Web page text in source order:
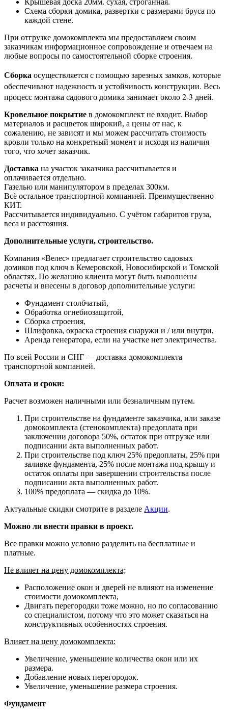
Крышевая доска 20мм. сухая, строганная.
Схема сборки домика, развертки с размерами бруса по
каждой стене.
При отгрузке домокомплекта мы предоставляем своим
заказчикам информационное сопровождение и отвечаем на
любые вопросы по самостоятельной сборке строения.
Сборкаосуществляется с помощью зарезных замков, которые
обеспечивают надежность и устойчивость конструкции. Весь
процесс монтажа садового домика занимает около 2-3 дней.
Кровельное покрытие в домокомплект не входит. Выбор
материалов и расцветок широкий, а цены от нас, к
сожалению, не зависят и мы можем рассчитать стоимость
кровли только на конкретный момент и исходя из наличия
того, что хочет заказчик.
Доставка на участок заказчика рассчитывается и
оплачивается отдельно.
Газелью или манипулятором в пределах 300км.
Всё остальное транспортной компанией. Преимущественно
КИТ.
Рассчитывается индивидуально. С учётом габаритов груза,
веса и расстояния.
Дополнительные услуги, строительство.
Компания «Велес» предлагает строительство садовых
домиков под ключ в Кемеровской, Новосибирской и Томской
областях. По желанию клиента могут быть выполнены
расчеты и внесены в договор дополнительные услуги:
Фундамент столбчатый,
Обработка огнебиозащитой,
Сборка строения,
Шлифовка, окраска строения снаружи и / или внутри,
Аренда генератора, если на участке нет электричества.
По всей России и СНГ — доставка домокомплекта
транспортной компанией.
Оплата и сроки:
Расчет возможен наличными или безналичным путем.
При строительстве на фундаменте заказчика, или заказе
домокомплекта (стенокомплекта) предоплата при
заключении договора 50%, остаток при отгрузке или
подписании акта выполненных работ.
При строительстве под ключ 25% предоплаты, 25% при
заливке фундамента, 25% после монтажа под крышу и
остаток оплаты при завершении строительства после
подписании акта выполненных работ.
100% предоплата — скидка до 10%.
Актуальные скидки смотрите в разделе Акции.
Можно ли внести правки в проект.
Все правки можно условно разделить на бесплатные и
платные.
Не влияет на цену домокомплекта;
Расположение окон и дверей не влияют на изменение
стоимости домокомплекта,
Двигать перегородки тоже можно, но по согласованию
со специалистом, потому что это может сказаться на
конструктивных особенностях строения.
Влияет на цену домокомплекта:
Увеличение, уменьшение количества окон или их
размера.
Добавление новых перегородок.
Увеличение, уменьшение размера строения.
Фундамент